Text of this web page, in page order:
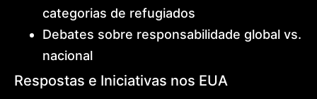
categorias de refugiados
Debates sobre responsabilidade global vs.
nacional
Respostas e Iniciativas nos EUA